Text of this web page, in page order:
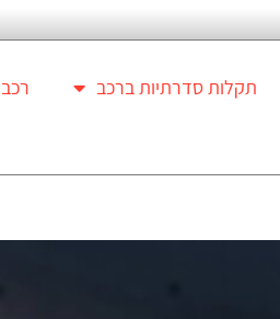
תקלות סדרתיות ברכב